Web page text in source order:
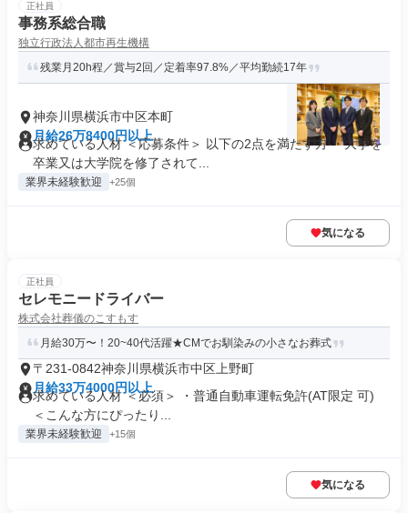
正社員
事務系総合職
独立行政法人都市再生機構
残業月20h程／賞与2回／定着率97.8%／平均勤続17年
神奈川県横浜市中区本町
月給26万8400円以上
求めている人材 ＜応募条件＞ 以下の2点を満たす方 ・大学を
卒業又は大学院を修了されて...
業界未経験歓迎 +25個
気になる
正社員
セレモニードライバー
株式会社葬儀のこすもす
月給30万〜！20~40代活躍★CMでお馴染みの小さなお葬式
〒231-0842神奈川県横浜市中区上野町
月給33万4000円以上
求めている人材 ＜必須＞ ・普通自動車運転免許(AT限定 可)
＜こんな方にぴったり...
業界未経験歓迎 +15個
気になる